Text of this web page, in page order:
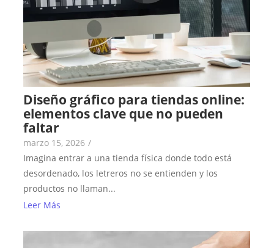
Diseño gráfico para tiendas online:
elementos clave que no pueden
faltar
marzo 15, 2026 /
Imagina entrar a una tienda física donde todo está
desordenado, los letreros no se entienden y los
productos no llaman...
Leer Más